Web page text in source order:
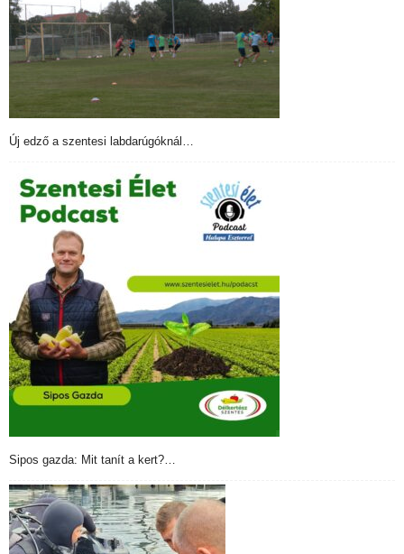
Új edző a szentesi labdarúgóknál…
Sipos gazda: Mit tanít a kert?…